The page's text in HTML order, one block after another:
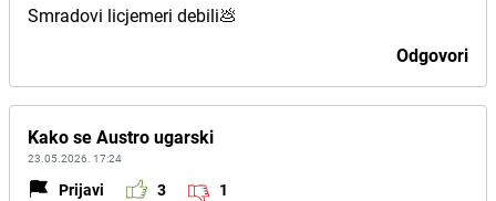
Smradovi licjemeri debili💩
Odgovori
Kako se Austro ugarski
23.05.2026. 17:24
Prijavi 3 1